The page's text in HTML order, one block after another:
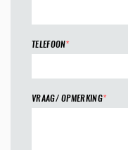
TELEFOON*
VRAAG/ OPMERKING*